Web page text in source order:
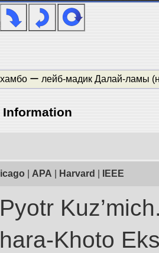
ー лейб-мадик Далай-ламы
APA Harvard IEEE
Khoto